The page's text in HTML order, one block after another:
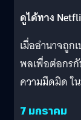
ดูได้ทาง
เมื่ออำนาจถูก
พลเพื่อต่อกร
ความมืดมิด ใ
7 มกราคม